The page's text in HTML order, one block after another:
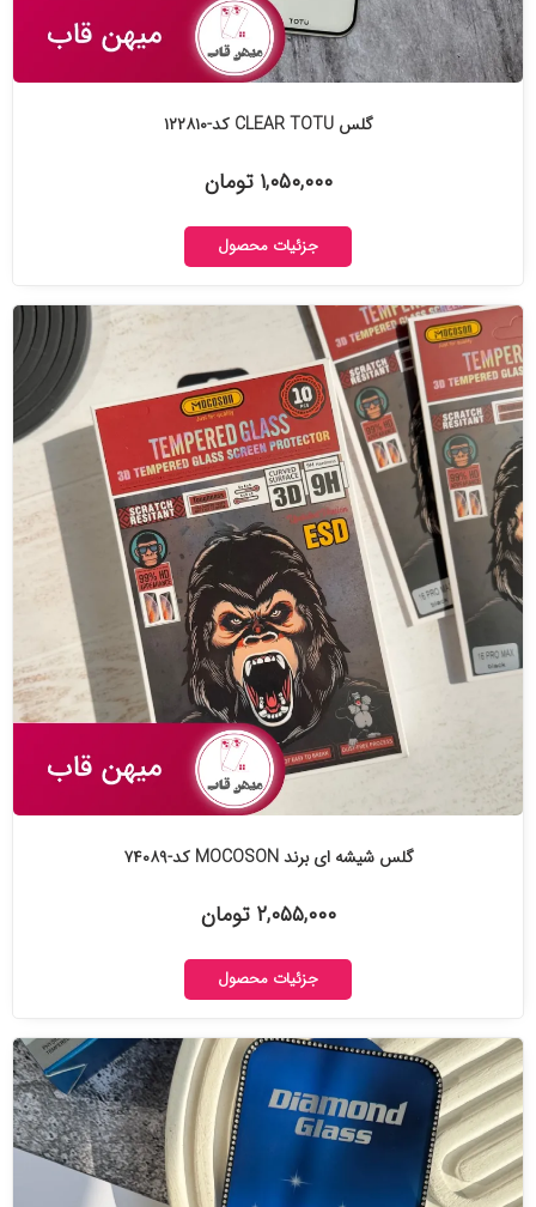
گلس CLEAR TOTU کد-۱۲۲۸۱۰
۱,۰۵۰,۰۰۰ تومان
جزئیات محصول
گلس شیشه ای برند MOCOSON کد-۷۴۰۸۹
۲,۰۵۵,۰۰۰ تومان
جزئیات محصول